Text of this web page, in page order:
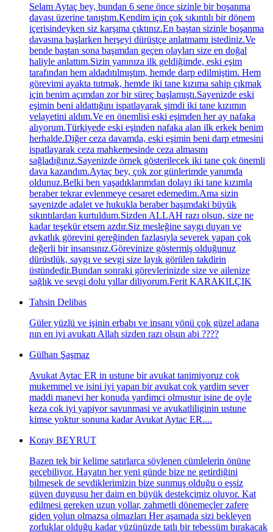
Selam Aytaç bey, bundan 6 sene önce sizinle bir boşanma
davası üzerine tanıştım.Kendim için çok sıkıntılı bir dönem
içerisindeyken siz karşıma çıktınız.En baştan sizinle boşanma
davasına başlarken herşeyi dürüstçe anlatmamı istediniz.Ve
bende baştan sona başımdan geçen olayları size en doğal
haliyle anlattım.Sizin yanınıza ilk geldiğimde, eski eşim
tarafından hem aldadıtılmıştım, hemde darp edilmiştim. Hem
görevimi ayakta tutmak, hemde iki tane kızıma sahip çıkmak
için benim açımdan zor bir süreç başlamıştı.Sayenizde eski
eşimin beni aldattığını ispatlayarak şimdi iki tane kızımın
velayetini aldım.Ve en önemlisi eski eşimden her ay nafaka
alıyorum.Türkiyede eski eşinden nafaka alan ilk erkek benim
herhalde.Diğer ceza davamda, eski eşimin beni darp etmesini
ispatlayarak ceza mahkemesinde ceza almasını
sağladığınız.Sayenizde örnek gösterilecek iki tane çok önemli
dava kazandım.Aytaç bey, çok zor günlerimde yanımda
oldunuz.Belki ben yaşadıklarımdan dolayı iki tane kızımla
beraber tekrar evlenmeye cesaret edemedim.Ama sizin
sayenizde adalet ve hukukla beraber başımdaki büyük
sıkıntılardan kurtuldum.Sizden ALLAH razı olsun, size ne
kadar teşekür etsem azdır.Siz mesleğine saygı duyan ve
avkatlık görevini gereğinden fazlasıyla severek yapan çok
değerli bir insansınız.Görevinize göstermiş olduğunuz
dürüstlük, saygı ve sevgi size layık görülen takdirin
üstündedir.Bundan sonraki görevlerinizde size ve ailenize
sağlık ve sevgi dolu yıllar diliyorum.Ferit KARAKILÇIK
Tahsin Delibas
Güler yüzlü ve işinin erbabı ve insanı yönü çok güzel adana
nın en iyi avukatı Allah sizden razı olsun abi ????
Gülhan Şaşmaz
Avukat Aytac ER in ustune bir avukat tanimiyoruz cok
mukemmel ve isini iyi yapan bir avukat cok yardim sever
maddi manevi her konuda yardimci olmustur isine de oyle
keza cok iyi yapiyor savunmasi ve avukatliliginin ustune
kimse yoktur sonuna kadar Avukat Aytac ER....
Koray BEYRUT
Bazen tek bir kelime satırlarca söylenen cümlelerin önüne
geçebiliyor. Hayatın her yeni günde bize ne getirdiğini
bilmesek de sevdiklerimizin bize sunmuş olduğu o eşsiz
güven duygusu her daim en büyük destekçimiz oluyor. Kat
edilmesi gereken uzun yollar, zahmetli dönemeçler zafere
giden yolun olmazsa olmazları Her aşamada sizi bekleyen
zorluklar olduğu kadar yüzünüzde tatlı bir tebessüm bırakacak